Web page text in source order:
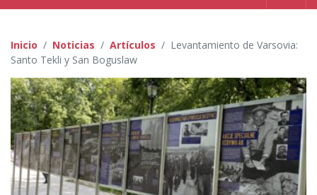
Inicio Noticias Artículos
Levantamiento de Varsovia:
Santo Tekli y San Boguslaw